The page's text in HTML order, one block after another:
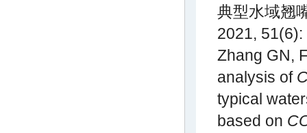
典型水域翘
2021,
Zhang GN,
analysis of
typical
based on